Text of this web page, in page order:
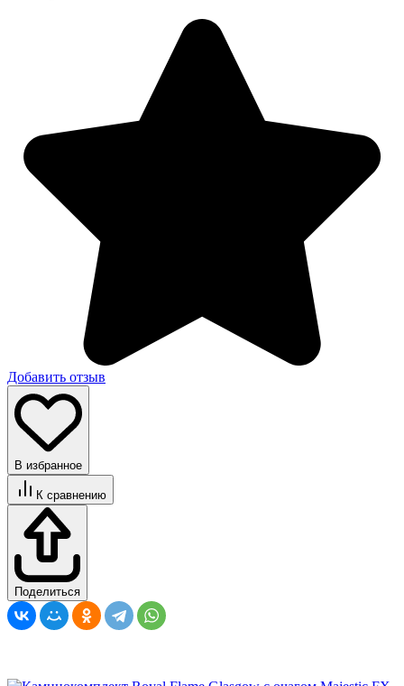
Добавить отзыв
В избранное
К сравнению
Поделиться